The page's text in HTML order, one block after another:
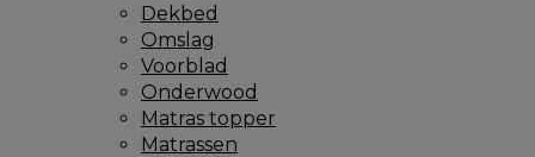
Dekbed
Omslag
Voorblad
Onderwood
Matras topper
Matrassen